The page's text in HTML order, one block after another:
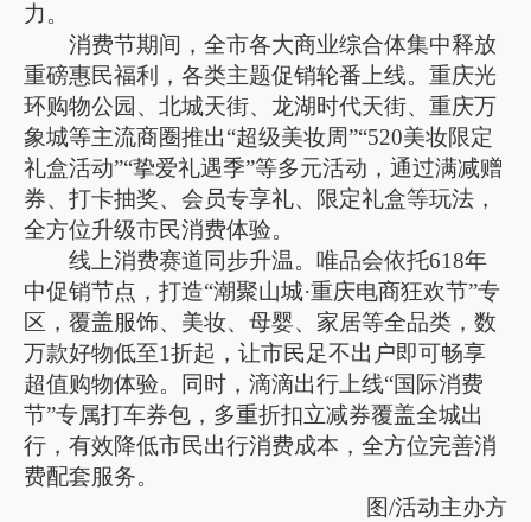
力。
消费节期间，全市各大商业综合体集中释放
重磅惠民福利，各类主题促销轮番上线。重庆光
环购物公园、北城天街、龙湖时代天街、重庆万
象城等主流商圈推出“超级美妆周”“520美妆限定
礼盒活动”“挚爱礼遇季”等多元活动，通过满减赠
券、打卡抽奖、会员专享礼、限定礼盒等玩法，
全方位升级市民消费体验。
线上消费赛道同步升温。唯品会依托618年
中促销节点，打造“潮聚山城·重庆电商狂欢节”专
区，覆盖服饰、美妆、母婴、家居等全品类，数
万款好物低至1折起，让市民足不出户即可畅享
超值购物体验。同时，滴滴出行上线“国际消费
节”专属打车券包，多重折扣立减券覆盖全城出
行，有效降低市民出行消费成本，全方位完善消
费配套服务。
图/活动主办方